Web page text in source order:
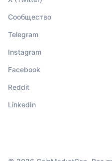
Сообщество
Telegram
Instagram
Facebook
Reddit
LinkedIn